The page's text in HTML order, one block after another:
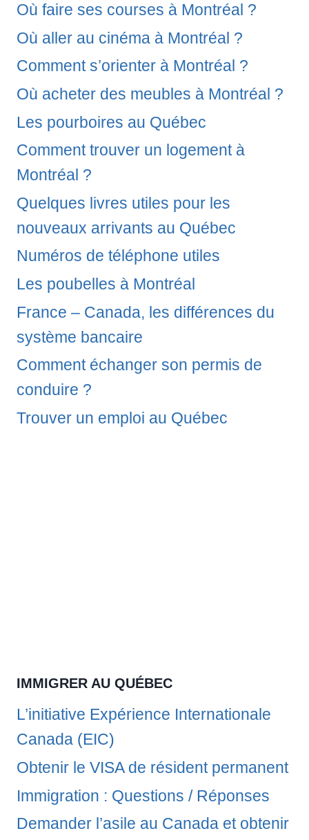
Où faire ses courses à Montréal ?
Où aller au cinéma à Montréal ?
Comment s’orienter à Montréal ?
Où acheter des meubles à Montréal ?
Les pourboires au Québec
Comment trouver un logement à
Montréal ?
Quelques livres utiles pour les
nouveaux arrivants au Québec
Numéros de téléphone utiles
Les poubelles à Montréal
France – Canada, les différences du
système bancaire
Comment échanger son permis de
conduire ?
Trouver un emploi au Québec
IMMIGRER AU QUÉBEC
L’initiative Expérience Internationale
Canada (EIC)
Obtenir le VISA de résident permanent
Immigration : Questions / Réponses
Demander l’asile au Canada et obtenir